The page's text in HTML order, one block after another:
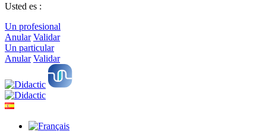
Usted es :
Un profesional
Anular Validar
Un particular
Anular Validar